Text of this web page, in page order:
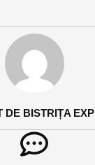
DE BISTRIȚA